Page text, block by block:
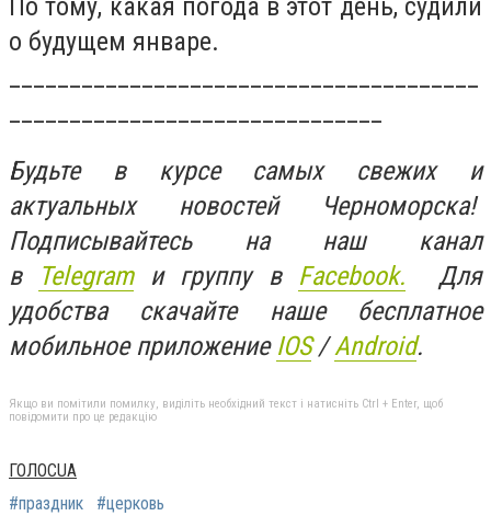
По тому, какая погода в этот день, судили
о будущем январе.
Будьте в курсе самых свежих и
актуальных новостей Черноморска!
Подписывайтесь на наш канал
в
Telegramи группу в Facebook. Для
удобства скачайте наше бесплатное
мобильное приложение IOS/Android.
Якщо ви помітили помилку, виділіть необхідний текст і натисніть Ctrl + Enter, щоб
повідомити про це редакцію
ГОЛОСUA
#праздник
#церковь